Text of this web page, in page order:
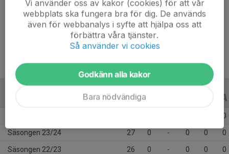
Längd
186 cm
76 kg
ALLA ÅR
0
Säsongen 23/24 27 0 - 0 0 0
Säsongen 22/23 26 0 - 0 0 0
Vi använder oss av kakor (cookies) för att vår
webbplats ska fungera bra för dig. De används
även för webbanalys i syfte att hjälpa oss att
förbättra våra tjänster.
Så använder vi cookies
Godkänn alla kakor
Bara nödvändiga